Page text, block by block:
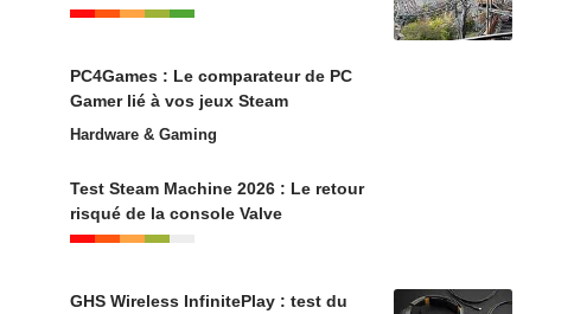
PC4Games : Le comparateur de PC
Gamer lié à vos jeux Steam
Hardware & Gaming
Test Steam Machine 2026 : Le retour
risqué de la console Valve
GHS Wireless InfinitePlay : test du